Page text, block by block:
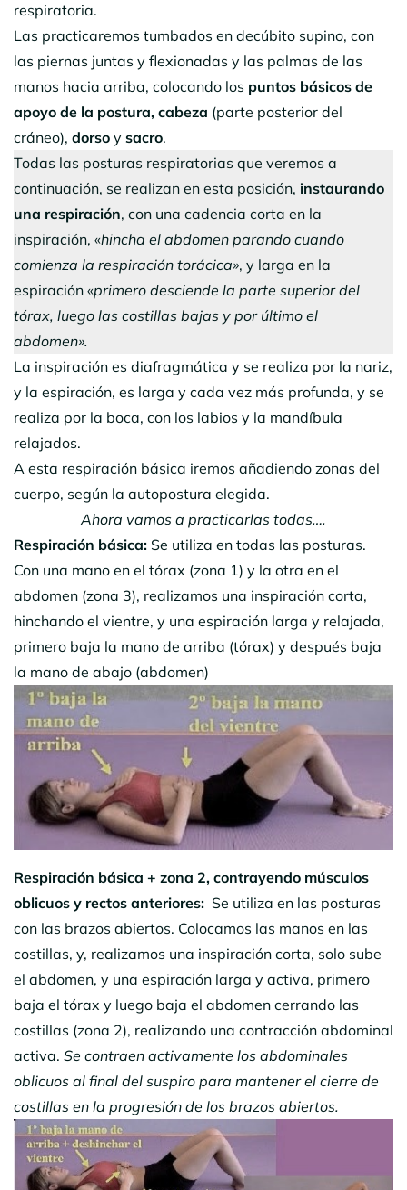
respiratoria.
Las practicaremos tumbados en decúbito supino, con
las piernas juntas y flexionadas y las palmas de las
manos hacia arriba, colocando los puntos básicos de
apoyo de la postura, cabeza (parte posterior del
cráneo), dorso y sacro.
Todas las posturas respiratorias que veremos a
continuación, se realizan en esta posición, instaurando
una respiración, con una cadencia corta en la
inspiración, «hincha el abdomen parando cuando
comienza la respiración torácica», y larga en la
espiración «primero desciende la parte superior del
tórax, luego las costillas bajas y por último el
abdomen».
La inspiración es diafragmática y se realiza por la nariz,
y la espiración, es larga y cada vez más profunda, y se
realiza por la boca, con los labios y la mandíbula
relajados.
A esta respiración básica iremos añadiendo zonas del
cuerpo, según la autopostura elegida.
Ahora vamos a practicarlas todas….
Respiración básica: Se utiliza en todas las posturas.
Con una mano en el tórax (zona 1) y la otra en el
abdomen (zona 3), realizamos una inspiración corta,
hinchando el vientre, y una espiración larga y relajada,
primero baja la mano de arriba (tórax) y después baja
la mano de abajo (abdomen)
Respiración básica + zona 2, contrayendo músculos
oblicuos y rectos anteriores: Se utiliza en las posturas
con las brazos abiertos. Colocamos las manos en las
costillas, y, realizamos una inspiración corta, solo sube
el abdomen, y una espiración larga y activa, primero
baja el tórax y luego baja el abdomen cerrando las
costillas (zona 2), realizando una contracción abdominal
activa. Se contraen activamente los abdominales
oblicuos al final del suspiro para mantener el cierre de
costillas en la progresión de los brazos abiertos.